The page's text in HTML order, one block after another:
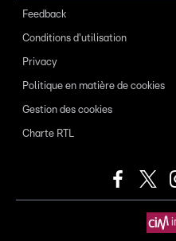
Feedback
Conditions d'utilisation
Privacy
Politique en matière de cookies
Gestion des cookies
Charte RTL